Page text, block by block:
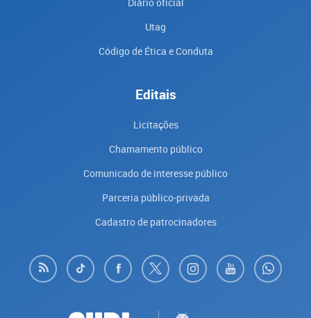
Utag
Código de Ética e Conduta
Editais
Licitações
Chamamento público
Comunicado de interesse público
Parceria público-privada
Cadastro de patrocinadores